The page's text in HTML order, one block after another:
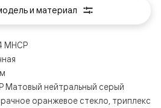
МНСР
Матовый нейтральный серый
оранжевое стекло, триплекс
и материал